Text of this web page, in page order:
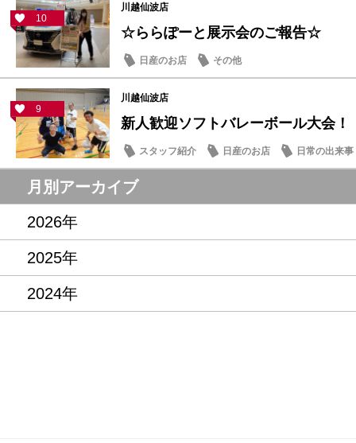
10
川越仙波店
☆ららぽーと展示会のご報告☆
日産のお店 その他
9
川越仙波店
新人歓迎ソフトバレーボール大会！
スタッフ紹介 日産のお店 日常の出来事
月別アーカイブ
2026年
2025年
2024年